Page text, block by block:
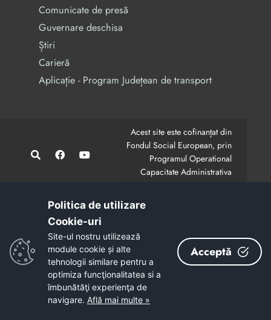
Comunicate de presă
Guvernare deschisa
Știri
Carieră
Aplicație - Program Județean de transport
Acest site este cofinanțat din
Fondul Social European, prin
Programul Operational
Capacitate Administrativa
CodMySmis/Sipoca: 128880/652;
Conținutul acestui site web nu reprezintă în mod
obligatoriu poziția oficială a Uniunii Europene.
Întreaga responsabilitate asupra corectitudinii și
coerenței informațiilor prezentate revine inițiatorilor site-
Copyright © 2026 - Consiliul Județean Bacău
Politica de utilizare
Cookie-uri‎
Site-ul nostru utilizează
module cookie și alte
tehnologii similare pentru a
optimiza funcţionalitatea si a
îmbunătăţi experienţa de
navigare. Află mai multe »
Acceptă